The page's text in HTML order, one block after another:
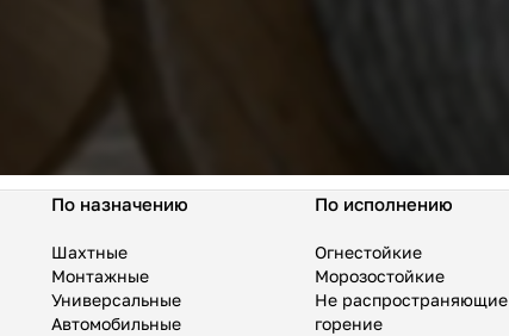
По назначению
Шахтные
Монтажные
Универсальные
Автомобильные
По исполнению
Огнестойкие
Морозостойкие
Не распространяющие
горение